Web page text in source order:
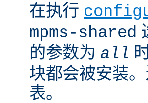
在执行
mpms-shared
的参数为 all
块都会被安装
表。